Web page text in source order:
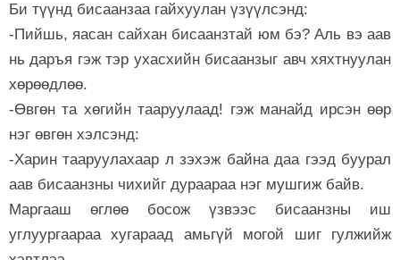
Би түүнд бисаанзаа гайхуулан үзүүлсэнд:
-Пийшь, яасан сайхан бисаанзтай юм бэ? Аль вэ аав
нь даръя гэж тэр ухасхийн бисаанзыг авч хяхтнуулан
хөрөөдлөө.
-Өвгөн та хөгийн тааруулаад! гэж манайд ирсэн өөр
нэг өвгөн хэлсэнд:
-Харин тааруулахаар л зэхэж байна даа гээд буурал
аав бисаанзны чихийг дураараа нэг мушгиж байв.
Маргааш өглөө босож үзвээс бисаанзны иш
углуургаараа хугараад амьгүй могой шиг гулжийж